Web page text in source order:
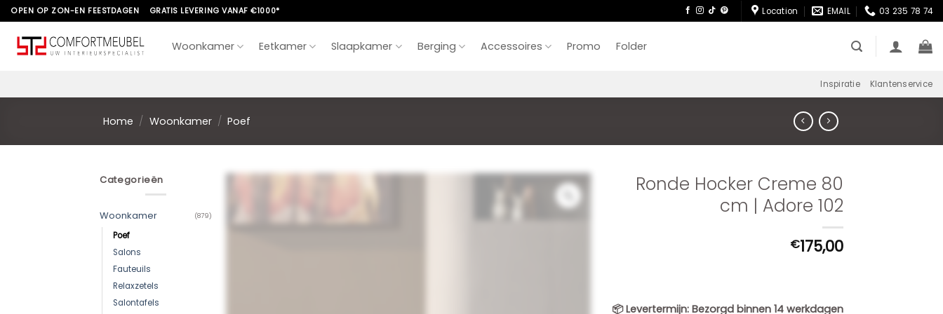
Skip
to
content
OPEN OP ZON-EN FEESTDAGEN GRATIS LEVERING VANAF €1000* Location EMAIL 03 235 78 74
Woonkamer Eetkamer Slaapkamer Berging Accessoires Promo Folder
Inspiratie Klantenservice
Home / Woonkamer / Poef
Categorieën
Woonkamer (879)
Poef
Salons
Fauteuils
Relaxzetels
Salontafels
Ronde Hocker Creme 80
cm | Adore 102
€175,00
📦Levertermijn: Bezorgd binnen 14 werkdagen